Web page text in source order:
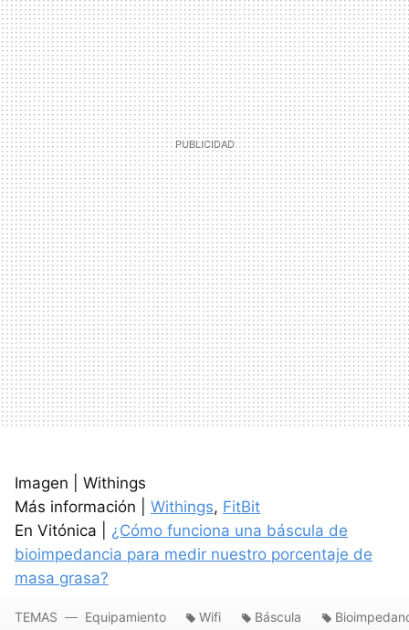
Imagen | Withings
Más información | Withings, FitBit
En Vitónica | ¿Cómo funciona una báscula de
bioimpedancia para medir nuestro porcentaje de
masa grasa?
TEMAS Equipamiento Wifi Báscula